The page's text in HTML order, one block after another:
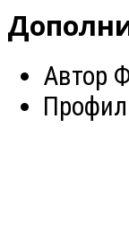
Автор